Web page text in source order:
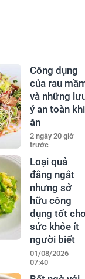
Công dụng
của rau
và những
ý an toàn khi
ăn
2 ngày 20 giờ
trước
Loại quả
đắng ngắt
nhưng sở
hữu công
dụng tốt
sức khỏe ít
người biết
01/08/2026
07:40